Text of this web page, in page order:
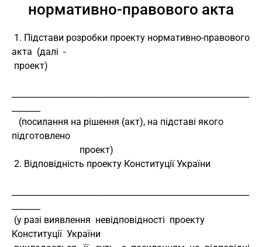
нормативно-правового акта
акта  (далі  -
проект)
підготовлено
                             проект)
2. Відповідність проекту Конституції України
Конституції  України